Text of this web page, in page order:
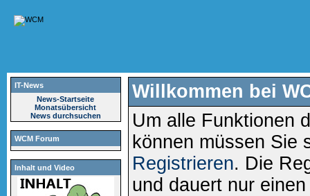
IT-News
News-Startseite
Monatsübersicht
News durchsuchen
WCM Forum
Inhalt und Video
Willkommen bei
Um alle Funktionen
können müssen Sie
Registrieren. Die
und dauert nur